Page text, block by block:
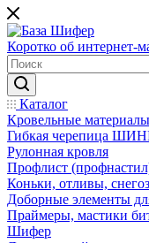
Коротко об интернет-
Каталог
Кровельные материалы
Гибкая черепица
Рулонная кровля
Профлист
Коньки, отливы,
Доборные элементы
Праймеры, мастики
Шифер